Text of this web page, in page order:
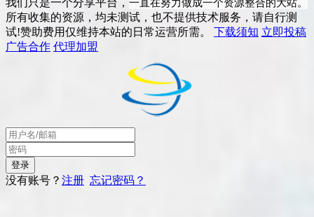
所有收集的资源，均未测试，也不提供技术服务，请自行测
试!赞助费用仅维持本站的日常运营所需。 下载须知 立即投稿
广告合作 代理加盟
没有账号？ 注册 忘记密码？